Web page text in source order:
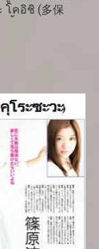
โคอิชิ (多保
ทั้งคู่รู้จักกัน
นเมืองเอฮิ